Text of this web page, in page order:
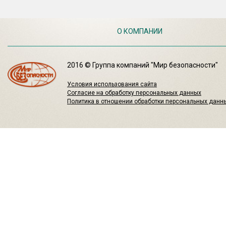
О КОМПАНИИ
2016 © Группа компаний "Мир безопасности"
Условия использования сайта
Согласие на обработку персональных данных
Политика в отношении обработки персональных